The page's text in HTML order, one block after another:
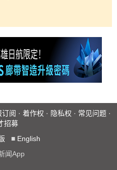
阅 · 着作权 · 隐私权 · 常见问题 ·
招募
■ English
闻App